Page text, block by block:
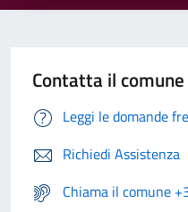
Contatta il comune
Leggi le domande
Richiedi Assistenza
Chiama il comune